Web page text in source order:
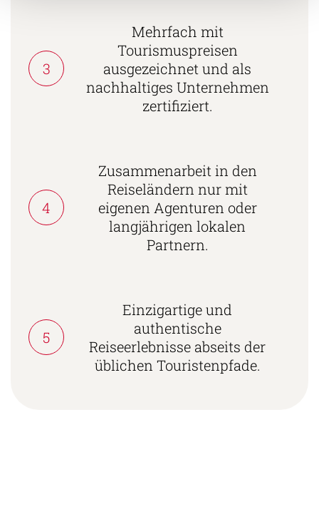
3
Mehrfach mit
Tourismuspreisen
ausgezeichnet und als
nachhaltiges Unternehmen
zertifiziert.
4
Zusammenarbeit in den
Reiseländern nur mit
eigenen Agenturen oder
langjährigen lokalen
Partnern.
5
Einzigartige und
authentische
Reiseerlebnisse abseits der
üblichen Touristenpfade.